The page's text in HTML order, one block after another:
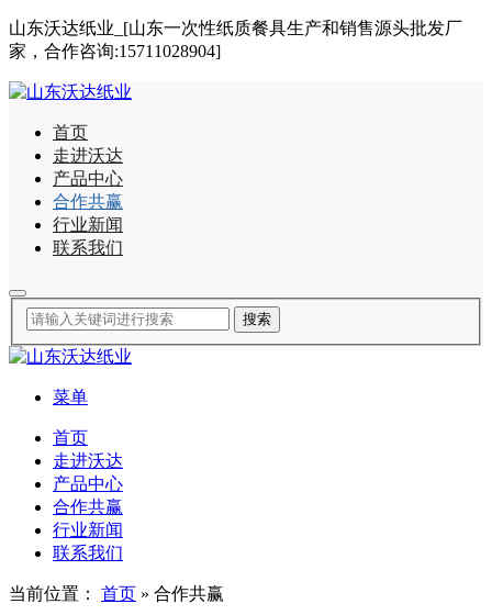
山东沃达纸业_[山东一次性纸质餐具生产和销售源头批发厂
家，合作咨询:15711028904]
首页
走进沃达
产品中心
合作共赢
行业新闻
联系我们
菜单
首页
走进沃达
产品中心
合作共赢
行业新闻
联系我们
当前位置： 首页 » 合作共赢